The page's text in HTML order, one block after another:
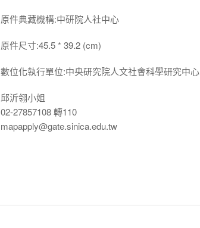
原件典藏機構:中研院人社中心
原件尺寸:45.5 * 39.2 (cm)
數位化執行單位:中央研究院人文社會科學研究中心
邱沂翎小姐
02-27857108 轉110
mapapply@gate.sinica.edu.tw